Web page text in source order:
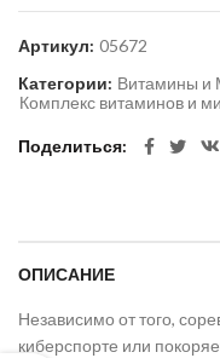
Артикул: 05672
Категории: Витамины и
Комплекс витаминов и
Поделиться
ОПИСАНИЕ
Независимо от того,
киберспорте или